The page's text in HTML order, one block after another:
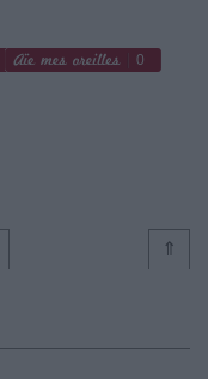
0
⇑